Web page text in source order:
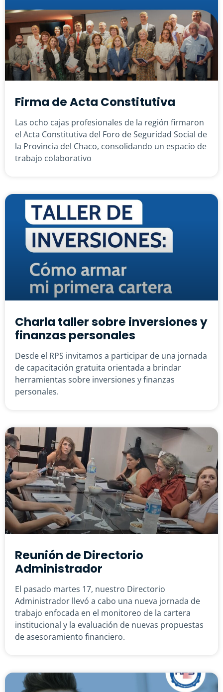
Firma de Acta Constitutiva
Las ocho cajas profesionales de la región firmaron
el Acta Constitutiva del Foro de Seguridad Social de
la Provincia del Chaco, consolidando un espacio de
trabajo colaborativo
Charla taller sobre inversiones y
finanzas personales
Desde el RPS invitamos a participar de una jornada
de capacitación gratuita orientada a brindar
herramientas sobre inversiones y finanzas
personales.
Reunión de Directorio
Administrador
El pasado martes 17, nuestro Directorio
Administrador llevó a cabo una nueva jornada de
trabajo enfocada en el monitoreo de la cartera
institucional y la evaluación de nuevas propuestas
de asesoramiento financiero.